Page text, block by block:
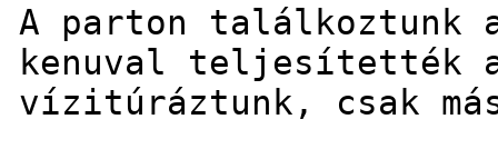
A parton
kenuval teljesítették a
vízitúráztunk, csak